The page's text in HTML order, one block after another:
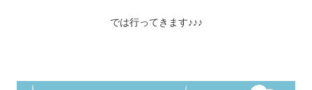
では行ってきます♪♪♪